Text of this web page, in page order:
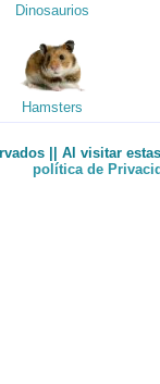
Dinosaurios
Hamsters
|| Al visitar
política de